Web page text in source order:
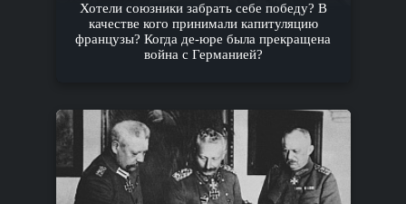
Хотели союзники забрать себе победу? В
качестве кого принимали капитуляцию
французы? Когда де-юре была прекращена
война с Германией?